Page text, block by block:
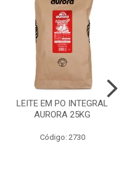
LEITE EM PO INTEGRAL
AURORA 25KG
Código: 2730